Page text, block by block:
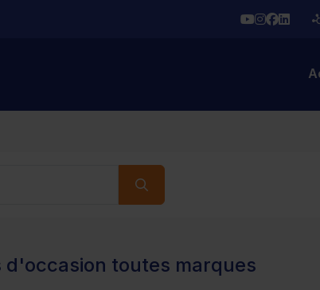
YouTube
d'occasion toutes marques